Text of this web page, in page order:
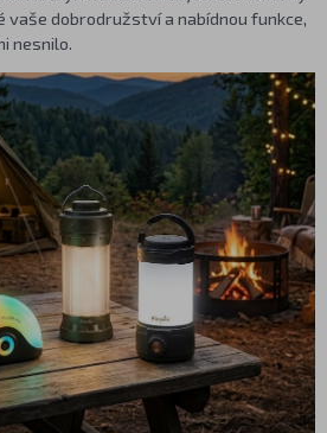
vaše dobrodružství a nabídnou funkce,
nesnilo.